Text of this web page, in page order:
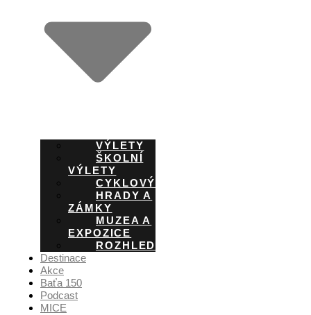
VÝLETY
ŠKOLNÍ
VÝLETY
CYKLOVÝLETY
HRADY A
ZÁMKY
MUZEA A
EXPOZICE
ROZHLEDNY
Destinace
Akce
Baťa 150
Podcast
MICE